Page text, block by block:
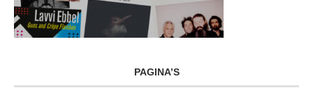
PAGINA’S